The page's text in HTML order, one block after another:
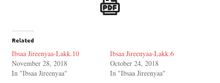
Related
Ibsaa Jireenyaa-Lakk.10
November 28, 2018
In "Ibsaa Jireenyaa"
Ibsaa Jireenyaa-Lakk.6
October 24, 2018
In "Ibsaa Jireenyaa"